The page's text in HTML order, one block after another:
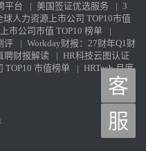
平台 | 美国签证优选服务 | 3
球人力资源上市公司 TOP10市值
市公司市值 TOP10 榜单
|
评 | Workday财报：27财年Q1财
聘财报解读 | HR科技云图认证
TOP10 市值榜单 | HRTech 月度
客
服